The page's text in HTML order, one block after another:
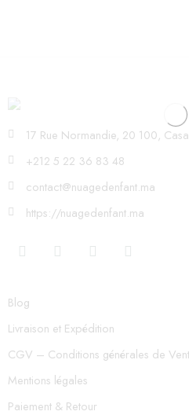
17 Rue Normandie, 20 100,
+212 5 22 36 83 48
contact@nuagedenfant.ma
https://nuagedenfant.ma
Blog
Livraison et Expédition
CGV – Conditions générales de
Mentions légales
Paiement & Retour